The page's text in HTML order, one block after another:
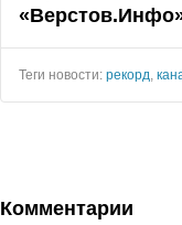
Теги новости: рекорд
Комментарии